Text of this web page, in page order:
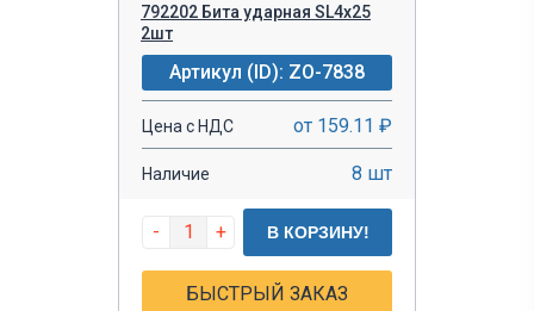
792202 Бита ударная SL4х25
2шт
Артикул (ID): ZO-7838
Цена с НДС от 159.11 ₽
Наличие 8 шт
- + В КОРЗИНУ!
БЫСТРЫЙ ЗАКАЗ